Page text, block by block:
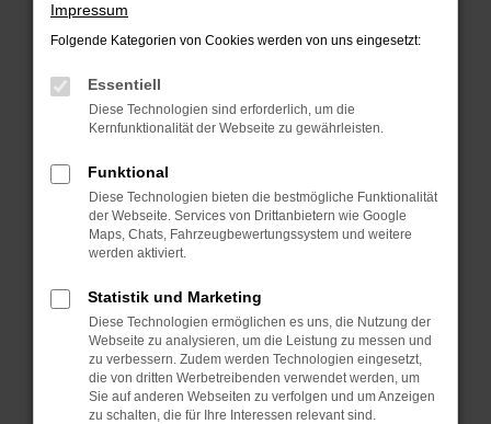
Hier sind ein paar Tipps, die dir helfen
können:
Überprüfe deine Firewall und deine
Internetverbindung.
Suchmaschine?
Prüfe deine Browsererweiterungen.
Manche Erweiterungen, wie Werbeblocker,
können das Laden bestimmter Seiten
anderen Browser oder in einem privaten
Fenster?
Starte dein Gerät neu.
Das kann manchmal helfen, vorübergehende
Probleme zu beheben.
Impressum
Folgende Kategorien von Cookies werden von uns eingesetzt:
Essentiell
Diese Technologien sind erforderlich, um die
Kernfunktionalität der Webseite zu gewährleisten.
Funktional
Diese Technologien bieten die bestmögliche Funktionalität
der Webseite. Services von Drittanbietern wie Google
Maps, Chats, Fahrzeugbewertungssystem und weitere
werden aktiviert.
Statistik und Marketing
Diese Technologien ermöglichen es uns, die Nutzung der
Webseite zu analysieren, um die Leistung zu messen und
zu verbessern. Zudem werden Technologien eingesetzt,
die von dritten Werbetreibenden verwendet werden, um
Sie auf anderen Webseiten zu verfolgen und um Anzeigen
zu schalten, die für Ihre Interessen relevant sind.